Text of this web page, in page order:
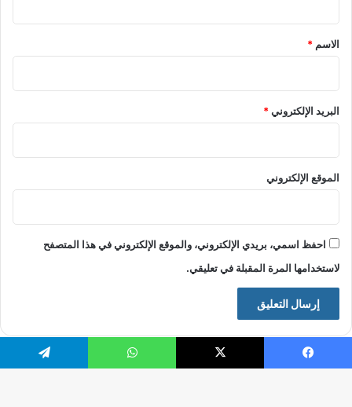
*
الاسم *
البريد الإلكتروني*
الموقع الإلكتروني
احفظ اسمي، بريدي الإلكتروني، والموقع الإلكتروني في هذا المتصفح
لاستخدامها المرة المقبلة في تعليقي.
فيسبوك X واتساب تيلقرام